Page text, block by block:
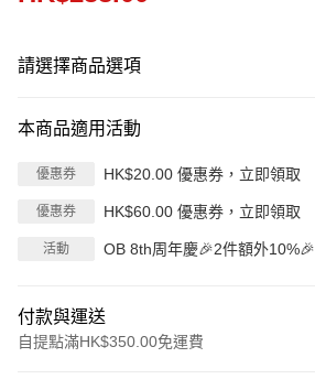
請選擇商品選項
本商品適用活動
優惠券 HK$20.00 優惠券，立即領取
優惠券 HK$60.00 優惠券，立即領取
活動 OB 8th周年慶🎉2件額外10%🎉
付款與運送
自提點滿HK$350.00免運費